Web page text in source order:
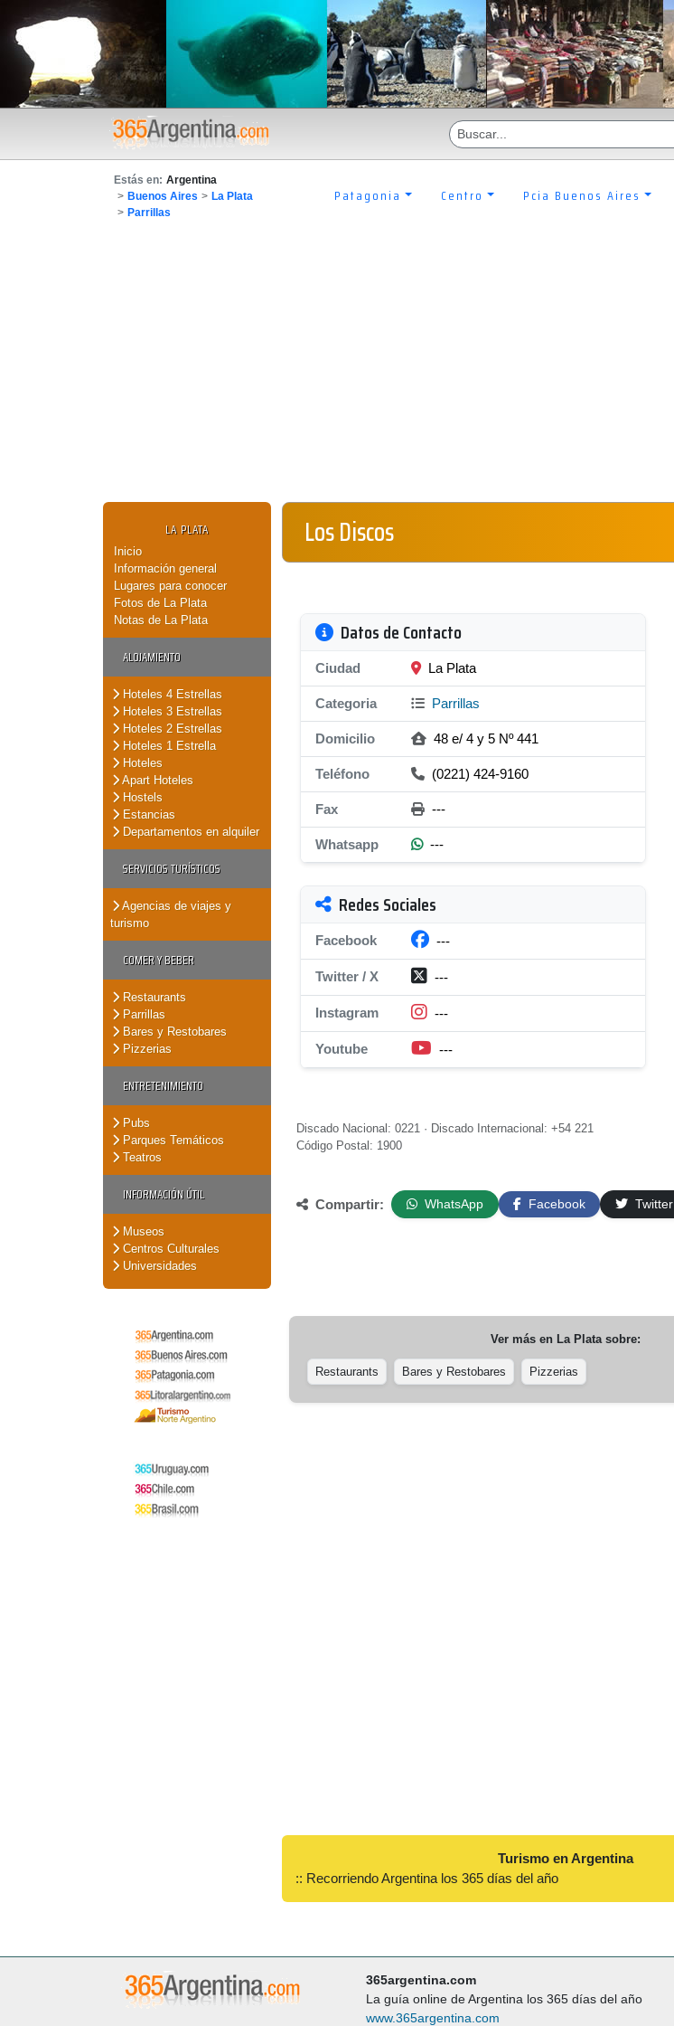
Estás en: Argentina
> Buenos Aires > La Plata
> Parrillas
Patagonia Centro Pcia Buenos Aires
LA PLATA
Inicio
Información general
Lugares para conocer
Fotos de La Plata
Notas de La Plata
ALOJAMIENTO
Hoteles 4 Estrellas
Hoteles 3 Estrellas
Hoteles 2 Estrellas
Hoteles 1 Estrella
Hoteles
Apart Hoteles
Hostels
Estancias
Departamentos en alquiler
SERVICIOS TURÍSTICOS
Agencias de viajes y
turismo
COMER Y BEBER
Restaurants
Parrillas
Bares y Restobares
Pizzerias
ENTRETENIMIENTO
Pubs
Parques Temáticos
Teatros
INFORMACIÓN ÚTIL
Museos
Centros Culturales
Universidades
Los Discos
Datos de Contacto
Ciudad La Plata
Categoria Parrillas
Domicilio 48 e/ 4 y 5 Nº 441
Teléfono (0221) 424-9160
Fax ---
Whatsapp ---
Redes Sociales
Facebook ---
Twitter / X ---
Instagram ---
Youtube ---
Discado Nacional: 0221 · Discado Internacional: +54 221
Código Postal: 1900
Compartir: WhatsApp Facebook Twitter
Ver más en La Platasobre:
Restaurants Bares y Restobares Pizzerias
Turismo en Argentina
:: Recorriendo Argentina los 365 días del año
365argentina.com
La guía online de Argentina los 365 días del año
www.365argentina.com